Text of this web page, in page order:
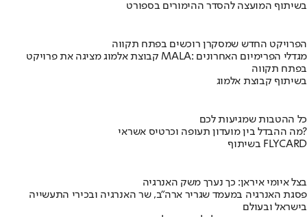
בשיתוף המועצה להסדר ההימורים בספורט
הפרויקט החדש שמסקרן רוכשים בפתח תקווה
קבוצת אלמוג מציגה את פרויקט MALA: מגדלי הפרימיום האחרונים
בפתח תקווה
בשיתוף קבוצת אלמוג
כל ההטבות שמגיעות לכם
מה ההבדל בין מועדון תעופה וכרטיס אשראי?
בשיתוף FLYCARD
בצל איומי איראן: כך נערך משק האנרגיה
פסגת האנרגיה במעמד שגריר ארה"ב, שר האנרגיה ובכירי התעשייה
בישראל ובעולם